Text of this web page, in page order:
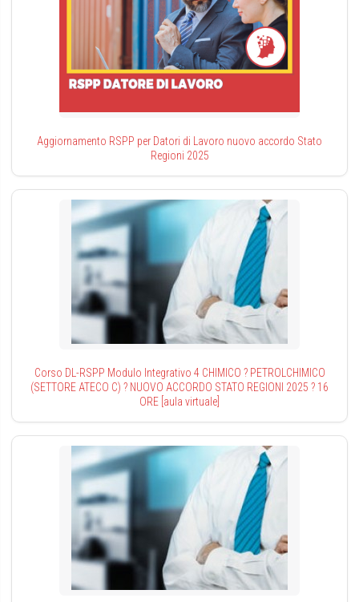
Aggiornamento RSPP per Datori di Lavoro nuovo accordo Stato
Regioni 2025
Corso DL-RSPP Modulo Integrativo 4 CHIMICO ? PETROLCHIMICO
(SETTORE ATECO C) ? NUOVO ACCORDO STATO REGIONI 2025 ? 16
ORE [aula virtuale]